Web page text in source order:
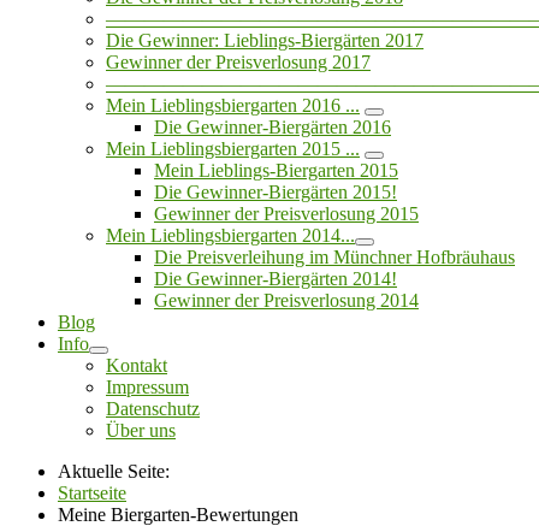
Die Gewinner: Lieblings-Biergärten 2017
Gewinner der Preisverlosung 2017
Mein Lieblingsbiergarten 2016 ...
Die Gewinner-Biergärten 2016
Mein Lieblingsbiergarten 2015 ...
Mein Lieblings-Biergarten 2015
Die Gewinner-Biergärten 2015!
Gewinner der Preisverlosung 2015
Mein Lieblingsbiergarten 2014...
Die Preisverleihung im Münchner Hofbräuhaus
Die Gewinner-Biergärten 2014!
Gewinner der Preisverlosung 2014
Blog
Info
Kontakt
Impressum
Datenschutz
Über uns
Aktuelle Seite:
Startseite
Meine Biergarten-Bewertungen